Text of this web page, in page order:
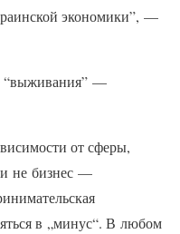
экономики”, —
“выживания” —
от сферы,
не бизнес —
в „минус“. В любом